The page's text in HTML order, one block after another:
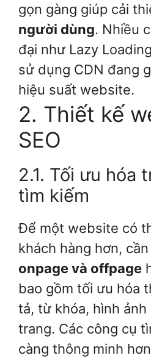
gọn gàng giúp cải
người dùng. Nhiều
đại như Lazy
sử dụng CDN đang
hiệu suất website.
2. Thiết kế
SEO
2.1. Tối ưu hóa
tìm kiếm
Để một website có
khách hàng hơn,
onpage và offpage
bao gồm tối ưu hóa
tả, từ khóa, hình
trang. Các công cụ
càng thông minh